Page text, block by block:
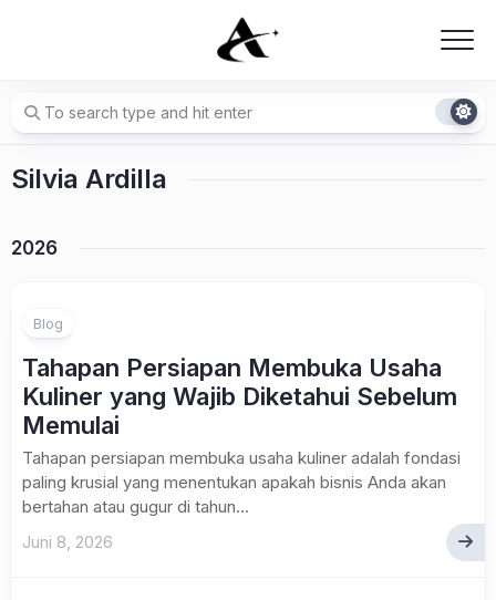
Silvia Ardilla
2026
Blog
Tahapan Persiapan Membuka Usaha
Kuliner yang Wajib Diketahui Sebelum
Memulai
Tahapan persiapan membuka usaha kuliner adalah fondasi
paling krusial yang menentukan apakah bisnis Anda akan
bertahan atau gugur di tahun...
Juni 8, 2026